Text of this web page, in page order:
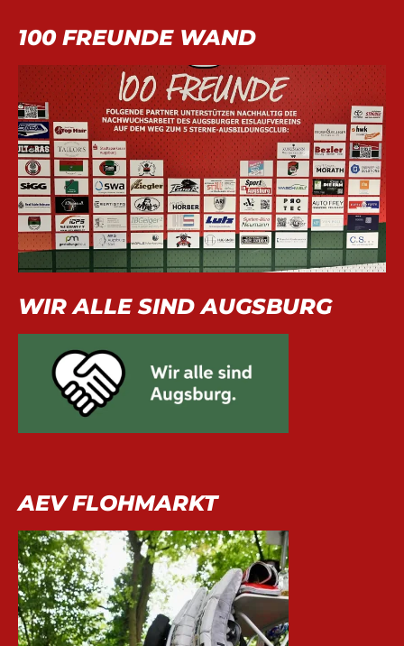
100 FREUNDE WAND
WIR ALLE SIND AUGSBURG
AEV FLOHMARKT